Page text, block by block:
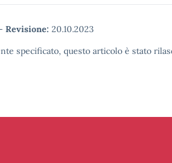
- Revisione: 20.10.2023
specificato, questo articolo è stato